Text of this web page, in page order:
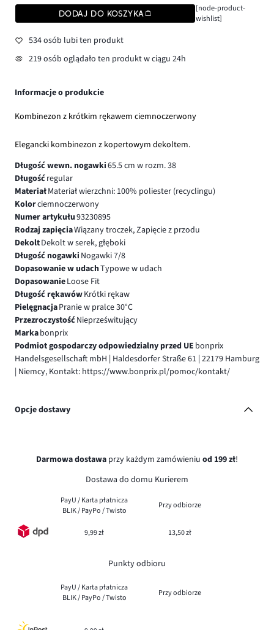
DODAJ DO KOSZYKA
[node-product-
wishlist]
534 osób lubi ten produkt
219 osób oglądało ten produkt w ciągu 24h
Informacje o produkcie
Kombinezon z krótkim rękawem ciemnoczerwony
Elegancki kombinezon z kopertowym dekoltem.
Długość wewn. nogawki65.5 cm w rozm. 38
Długośćregular
MateriałMateriał wierzchni: 100% poliester (recyclingu)
Kolorciemnoczerwony
Numer artykułu93230895
Rodzaj zapięciaWiązany troczek, Zapięcie z przodu
DekoltDekolt w serek, głęboki
Długość nogawki Nogawki 7/8
Dopasowanie w udachTypowe w udach
DopasowanieLoose Fit
Długość rękawówKrótki rękaw
PielęgnacjaPranie w pralce 30°C
PrzezroczystośćNieprześwitujący
Markabonprix
Podmiot gospodarczy odpowiedzialny przed UE bonprix
Handelsgesellschaft mbH | Haldesdorfer Straße 61 | 22179 Hamburg
| Niemcy, Kontakt: https://www.bonprix.pl/pomoc/kontakt/
Opcje dostawy
Darmowa dostawa przy każdym zamówieniu od 199 zł!
Dostawa do domu Kurierem
PayU / Karta płatnicza
BLIK / PayPo / Twisto
Przy odbiorze
9,99 zł 13,50 zł
Punkty odbioru
PayU / Karta płatnicza
BLIK / PayPo / Twisto
Przy odbiorze